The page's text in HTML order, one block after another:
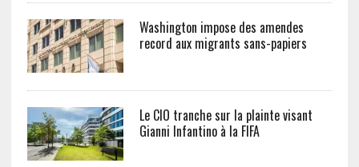
Washington impose des amendes
record aux migrants sans-papiers
Le CIO tranche sur la plainte visant
Gianni Infantino à la FIFA